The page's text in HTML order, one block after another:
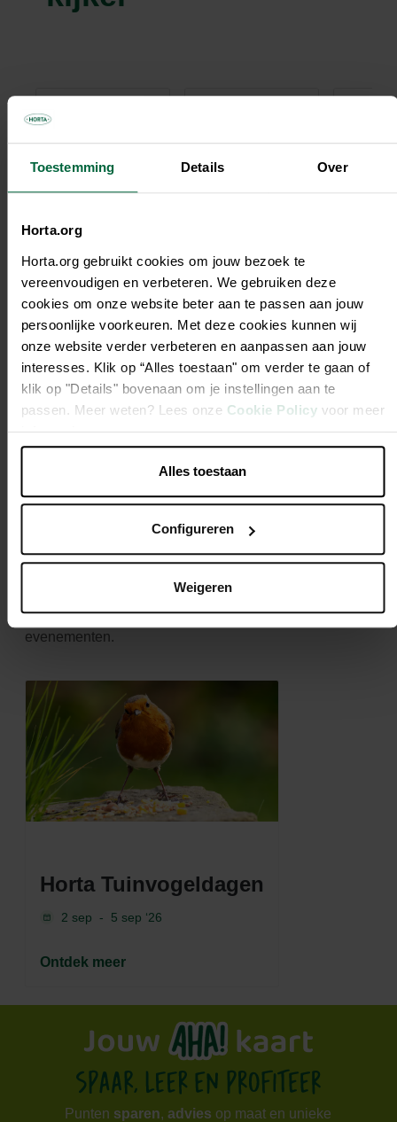
Toestemming Details Over
Horta.org
Horta.org gebruikt cookies om jouw bezoek te
vereenvoudigen en verbeteren. We gebruiken deze
cookies om onze website beter aan te passen aan jouw
persoonlijke voorkeuren. Met deze cookies kunnen wij
onze website verder verbeteren en aanpassen aan jouw
interesses. Klik op “Alles toestaan" om verder te gaan of
klik op "Details" bovenaan om je instellingen aan te
passen. Meer weten? Lees onze Cookie Policyvoor meer
informatie.
Alles toestaan
Configureren
Weigeren
Medium Adult Lamb
& Rice 3kg
Vanaf € 21,45
Meerdere varianten
kwaliteit
Maxi Adult Chicken &
Rice 3kg
Vanaf€ 19,95
Beste prijs-
kwaliteit
Vanaf
Beste
kwaliteit
Folders en
evenementen
Blijf deze pagina nauwlettend in de gaten houden en
mis geen enkele kans op geweldige promoties en
evenementen.
Horta Tuinvogeldagen
2 sep - 5 sep ‘26
Ontdek meer
Punten sparen,advies op maat en unieke